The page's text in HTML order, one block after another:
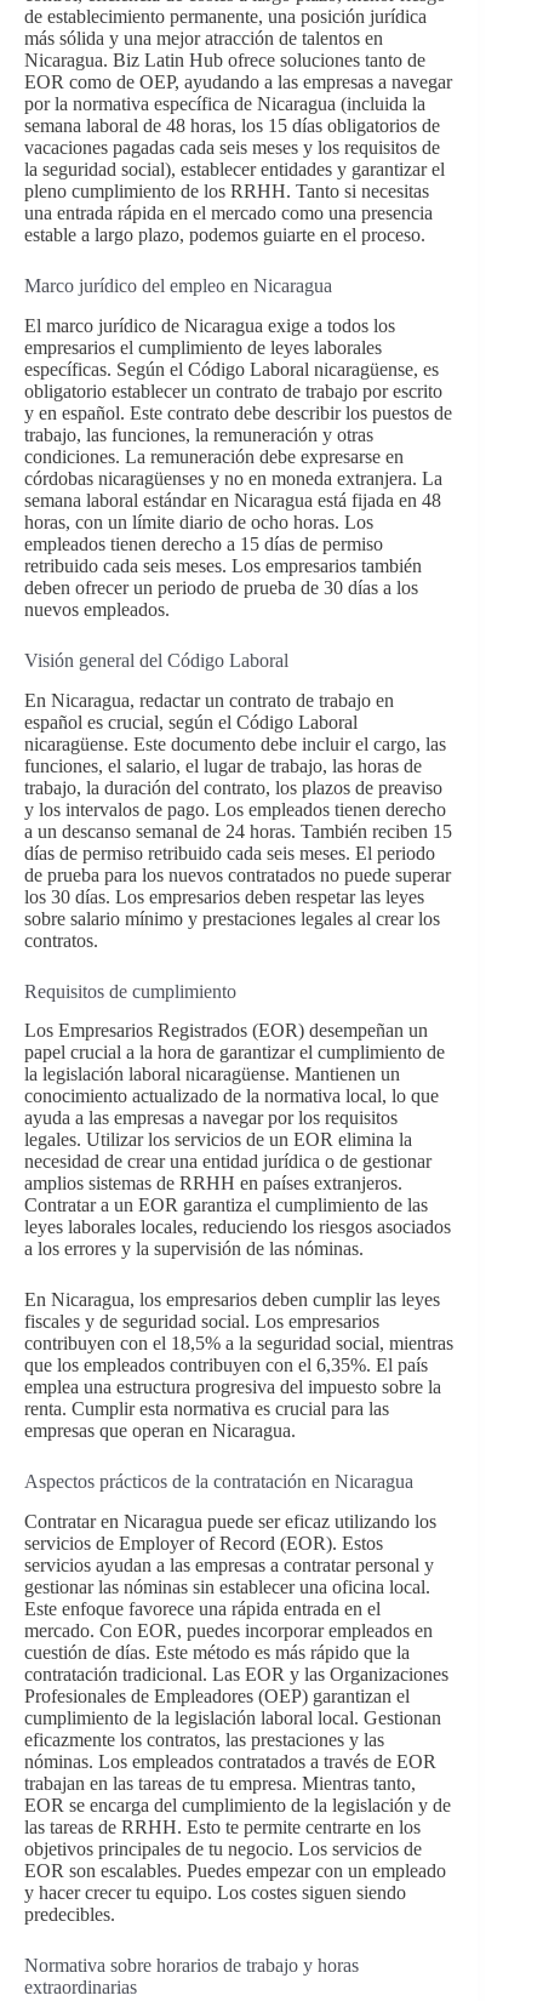
de establecimiento permanente, una posición jurídica
más sólida y una mejor atracción de talentos en
Nicaragua. Biz Latin Hub ofrece soluciones tanto de
EOR como de OEP, ayudando a las empresas a navegar
por la normativa específica de Nicaragua (incluida la
semana laboral de 48 horas, los 15 días obligatorios de
vacaciones pagadas cada seis meses y los requisitos de
la seguridad social), establecer entidades y garantizar el
pleno cumplimiento de los RRHH. Tanto si necesitas
una entrada rápida en el mercado como una presencia
estable a largo plazo, podemos guiarte en el proceso.
Marco jurídico del empleo en Nicaragua
El marco jurídico de Nicaragua exige a todos los
empresarios el cumplimiento de leyes laborales
específicas. Según el Código Laboral nicaragüense, es
obligatorio establecer un contrato de trabajo por escrito
y en español. Este contrato debe describir los puestos de
trabajo, las funciones, la remuneración y otras
condiciones. La remuneración debe expresarse en
córdobas nicaragüenses y no en moneda extranjera. La
semana laboral estándar en Nicaragua está fijada en 48
horas, con un límite diario de ocho horas. Los
empleados tienen derecho a 15 días de permiso
retribuido cada seis meses. Los empresarios también
deben ofrecer un periodo de prueba de 30 días a los
nuevos empleados.
Visión general del Código Laboral
En Nicaragua, redactar un contrato de trabajo en
español es crucial, según el Código Laboral
nicaragüense. Este documento debe incluir el cargo, las
funciones, el salario, el lugar de trabajo, las horas de
trabajo, la duración del contrato, los plazos de preaviso
y los intervalos de pago. Los empleados tienen derecho
a un descanso semanal de 24 horas. También reciben 15
días de permiso retribuido cada seis meses. El periodo
de prueba para los nuevos contratados no puede superar
los 30 días. Los empresarios deben respetar las leyes
sobre salario mínimo y prestaciones legales al crear los
contratos.
Requisitos de cumplimiento
Los Empresarios Registrados (EOR) desempeñan un
papel crucial a la hora de garantizar el cumplimiento de
la legislación laboral nicaragüense. Mantienen un
conocimiento actualizado de la normativa local, lo que
ayuda a las empresas a navegar por los requisitos
legales. Utilizar los servicios de un EOR elimina la
necesidad de crear una entidad jurídica o de gestionar
amplios sistemas de RRHH en países extranjeros.
Contratar a un EOR garantiza el cumplimiento de las
leyes laborales locales, reduciendo los riesgos asociados
a los errores y la supervisión de las nóminas.
En Nicaragua, los empresarios deben cumplir las leyes
fiscales y de seguridad social. Los empresarios
contribuyen con el 18,5% a la seguridad social, mientras
que los empleados contribuyen con el 6,35%. El país
emplea una estructura progresiva del impuesto sobre la
renta. Cumplir esta normativa es crucial para las
empresas que operan en Nicaragua.
Aspectos prácticos de la contratación en Nicaragua
Contratar en Nicaragua puede ser eficaz utilizando los
servicios de Employer of Record (EOR). Estos
servicios ayudan a las empresas a contratar personal y
gestionar las nóminas sin establecer una oficina local.
Este enfoque favorece una rápida entrada en el
mercado. Con EOR, puedes incorporar empleados en
cuestión de días. Este método es más rápido que la
contratación tradicional. Las EOR y las Organizaciones
Profesionales de Empleadores (OEP) garantizan el
cumplimiento de la legislación laboral local. Gestionan
eficazmente los contratos, las prestaciones y las
nóminas. Los empleados contratados a través de EOR
trabajan en las tareas de tu empresa. Mientras tanto,
EOR se encarga del cumplimiento de la legislación y de
las tareas de RRHH. Esto te permite centrarte en los
objetivos principales de tu negocio. Los servicios de
EOR son escalables. Puedes empezar con un empleado
y hacer crecer tu equipo. Los costes siguen siendo
predecibles.
Normativa sobre horarios de trabajo y horas
extraordinarias